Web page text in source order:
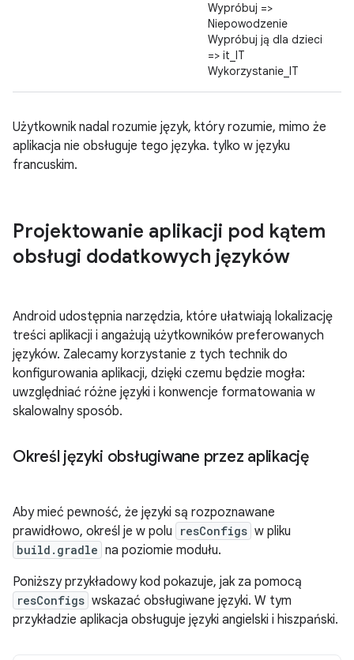
Wypróbuj =>
Niepowodzenie
Wypróbuj ją dla dzieci
=> it_IT
Wykorzystanie_IT
Użytkownik nadal rozumie język, który rozumie, mimo że
aplikacja nie obsługuje tego języka. tylko w języku
francuskim.
Projektowanie aplikacji pod kątem
obsługi dodatkowych języków
Android udostępnia narzędzia, które ułatwiają lokalizację
treści aplikacji i angażują użytkowników preferowanych
języków. Zalecamy korzystanie z tych technik do
konfigurowania aplikacji, dzięki czemu będzie mogła:
uwzględniać różne języki i konwencje formatowania w
skalowalny sposób.
Określ języki obsługiwane przez aplikację
Aby mieć pewność, że języki są rozpoznawane
prawidłowo, określ je w polu
resConfigs w pliku
build.gradle na poziomie modułu.
Poniższy przykładowy kod pokazuje, jak za pomocą
resConfigs wskazać obsługiwane języki. W tym
przykładzie aplikacja obsługuje języki angielski i hiszpański.